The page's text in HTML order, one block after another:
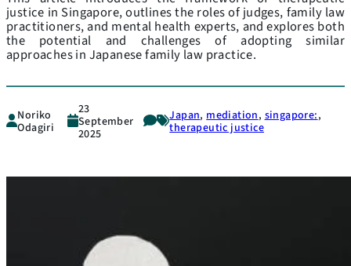
justice in Singapore, outlines the roles of judges, family law
practitioners, and mental health experts, and explores both
the potential and challenges of adopting similar
approaches in Japanese family law practice.
Noriko
Odagiri
23
September
2025
Japan, mediation, singapore:
therapeutic justice